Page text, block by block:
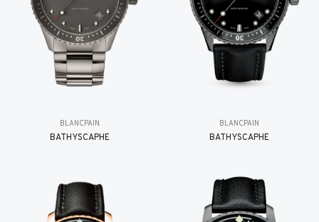
BLANCPAIN
BATHYSCAPHE
BLANCPAIN
BATHYSCAPHE